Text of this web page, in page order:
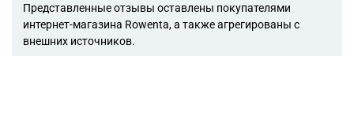
Представленные отзывы оставлены покупателями
интернет-магазина Rowenta, а также агрегированы с
внешних источников.